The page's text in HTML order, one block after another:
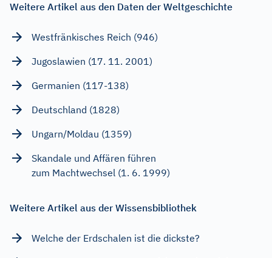
Weitere Artikel aus den Daten der Weltgeschichte
Westfränkisches Reich (946)
Jugoslawien (17. 11. 2001)
Germanien (117-138)
Deutschland (1828)
Ungarn/Moldau (1359)
Skandale und Affären führen
zum Machtwechsel (1. 6. 1999)
Weitere Artikel aus der Wissensbibliothek
Welche der Erdschalen ist die dickste?